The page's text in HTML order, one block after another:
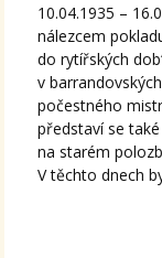
10.04.1935 –
nálezcem
do rytířských
v
počestného
představí se
na starém
V těchto dnech